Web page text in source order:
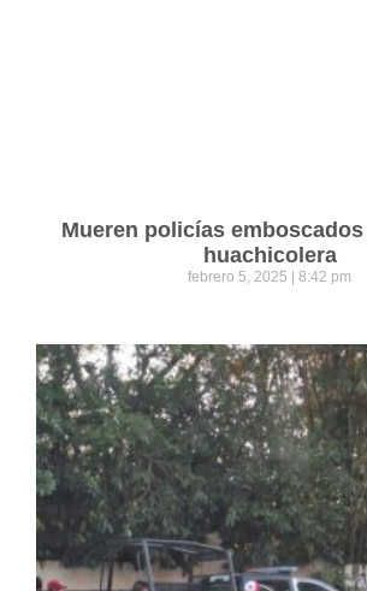
Mueren policías
huachicolera
febrero 5, 2025 8:42 pm